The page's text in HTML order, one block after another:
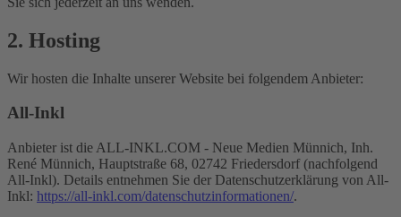
2. Hosting
Wir hosten die Inhalte unserer Website bei folgendem Anbieter:
All-Inkl
Anbieter ist die ALL-INKL.COM - Neue Medien Münnich, Inh.
René Münnich, Hauptstraße 68, 02742 Friedersdorf (nachfolgend
All-Inkl). Details entnehmen Sie der Datenschutzerklärung von All-
Inkl: https://all-inkl.com/datenschutzinformationen/.